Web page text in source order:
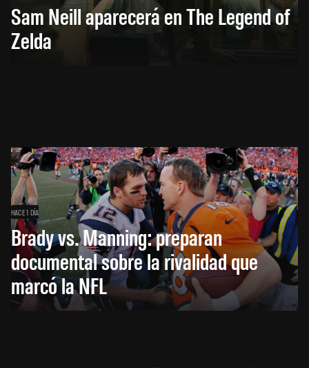
Sam Neill aparecerá en The Legend of
Zelda
HACE 1 DÍA
Brady vs. Manning: preparan
documental sobre la rivalidad que
marcó la NFL